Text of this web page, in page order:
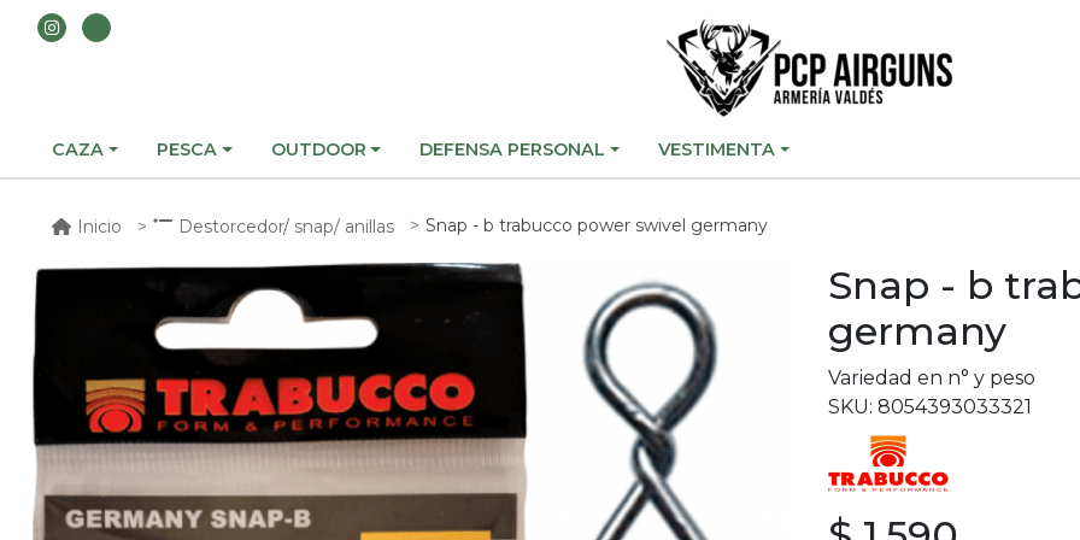
CAZA PESCA OUTDOOR DEFENSA PERSONAL VESTIMENTA
Inicio Destorcedor/ snap/ anillas Snap - b trabucco power swivel germany
Snap - b
germany
Variedad en n° y peso
SKU: 8054393033321